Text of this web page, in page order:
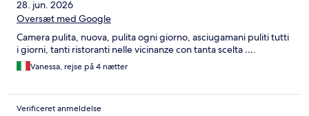
28. jun. 2026
Oversæt med Google
Camera pulita, nuova, pulita ogni giorno, asciugamani puliti tutti
i giorni, tanti ristoranti nelle vicinanze con tanta scelta ….
Vanessa, rejse på 4 nætter
Verificeret anmeldelse